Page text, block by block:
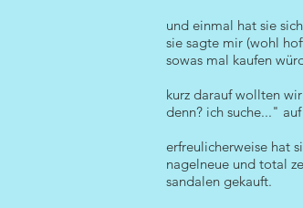
und einmal hat sie
sie sagte mir (wohl
sowas mal kaufen
kurz darauf wollten
denn? ich suche..."
erfreulicherweise hat
nagelneue und total
sandalen gekauft.